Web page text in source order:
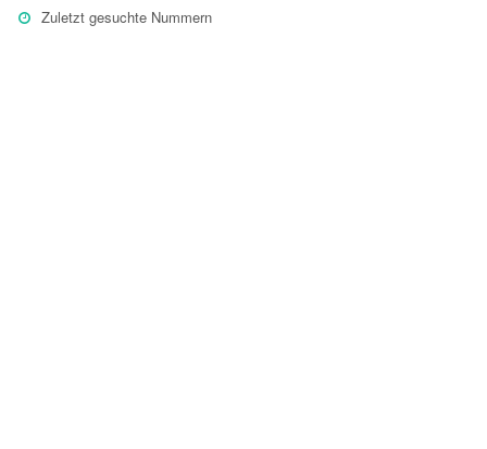
Zuletzt gesuchte Nummern